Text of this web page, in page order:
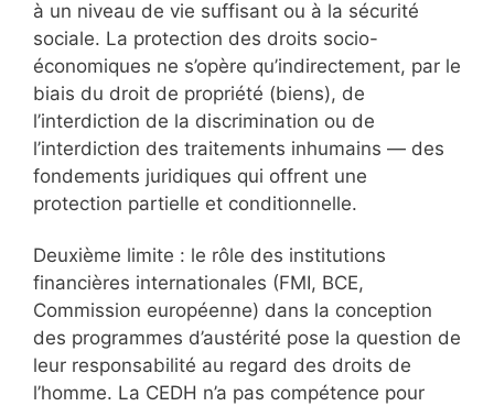
à un niveau de vie suffisant ou à la sécurité
sociale. La protection des droits socio-
économiques ne s’opère qu’indirectement, par le
biais du droit de propriété (biens), de
l’interdiction de la discrimination ou de
l’interdiction des traitements inhumains — des
fondements juridiques qui offrent une
protection partielle et conditionnelle.
Deuxième limite : le rôle des institutions
financières internationales (FMI, BCE,
Commission européenne) dans la conception
des programmes d’austérité pose la question de
leur responsabilité au regard des droits de
l’homme. La CEDH n’a pas compétence pour